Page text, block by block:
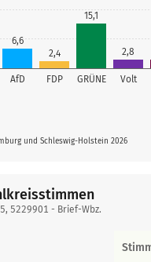
AfD FDP GRÜNE Volt
6,6
2,4
15,1
2,8
und Schleswig-Holstein 2026
5229901 - Brief-Wbz.